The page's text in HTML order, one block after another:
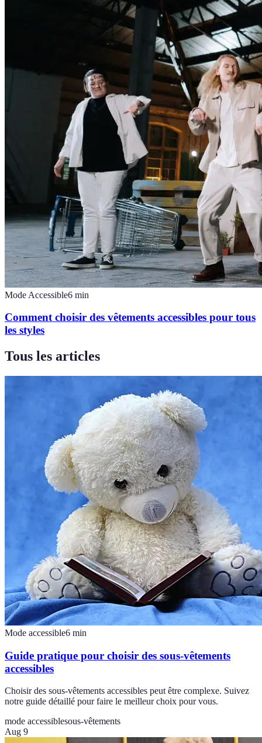
Mode Accessible6 min
Comment choisir des vêtements accessibles pour tous
les styles
Tous les articles
Mode accessible6 min
Guide pratique pour choisir des sous-vêtements
accessibles
Choisir des sous-vêtements accessibles peut être complexe. Suivez
notre guide détaillé pour faire le meilleur choix pour vous.
mode accessiblesous-vêtements
Aug 9